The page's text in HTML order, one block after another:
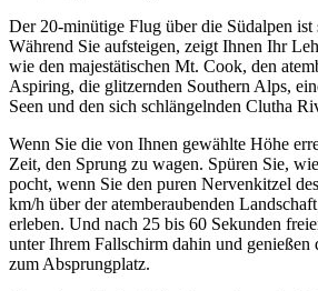
Der 20-minütige Flug über die Südalpen ist
Während Sie aufsteigen, zeigt Ihnen Ihr
wie den majestätischen Mt. Cook, den
Aspiring, die glitzernden Southern Alps,
Seen und den sich schlängelnden Clutha
Wenn Sie die von Ihnen gewählte Höhe
Zeit, den Sprung zu wagen. Spüren Sie,
pocht, wenn Sie den puren Nervenkitzel
km/h über der atemberaubenden
erleben. Und nach 25 bis 60 Sekunden
unter Ihrem Fallschirm dahin und
zum Absprungplatz.